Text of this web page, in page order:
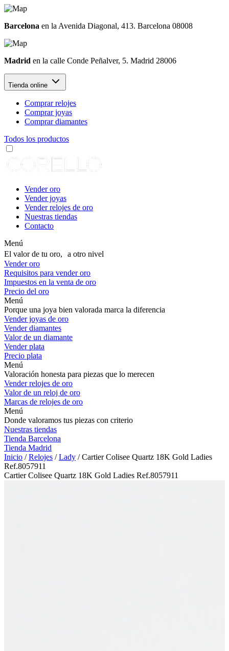
Barcelona en la Avenida Diagonal, 413. Barcelona 08008
Madrid en la calle Conde Peñalver, 5. Madrid 28006
Tienda online
Comprar relojes
Comprar joyas
Comprar diamantes
Todos los productos
Vender oro
Vender joyas
Vender relojes de oro
Nuestras tiendas
Contacto
Menú
El valor de tu oro, a otro nivel
Vender oro
Requisitos para vender oro
Impuestos en la venta de oro
Precio del oro
Menú
Porque una joya bien valorada marca la diferencia
Vender joyas de oro
Vender diamantes
Valor de un diamante
Vender plata
Precio plata
Menú
Valoración honesta para piezas que lo merecen
Vender relojes de oro
Valor de un reloj de oro
Marcas de relojes de oro
Menú
Donde valoramos tus piezas con criterio
Nuestras tiendas
Tienda Barcelona
Tienda Madrid
Inicio /Relojes /Lady / Cartier Colisee Quartz 18K Gold Ladies
Ref.8057911
Cartier Colisee Quartz 18K Gold Ladies Ref.8057911